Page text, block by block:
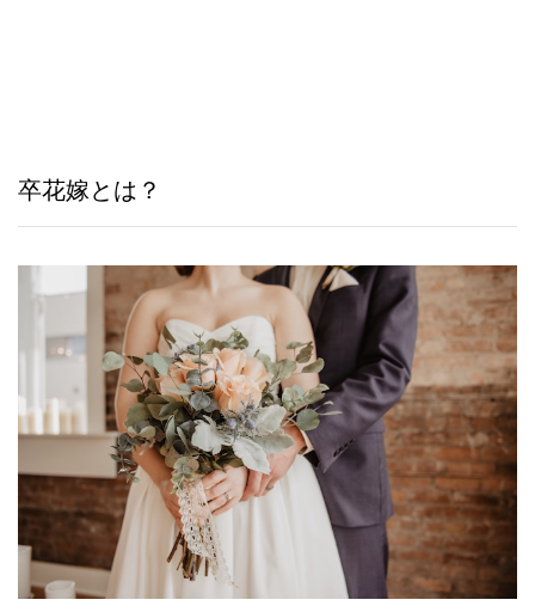
卒花嫁とは？